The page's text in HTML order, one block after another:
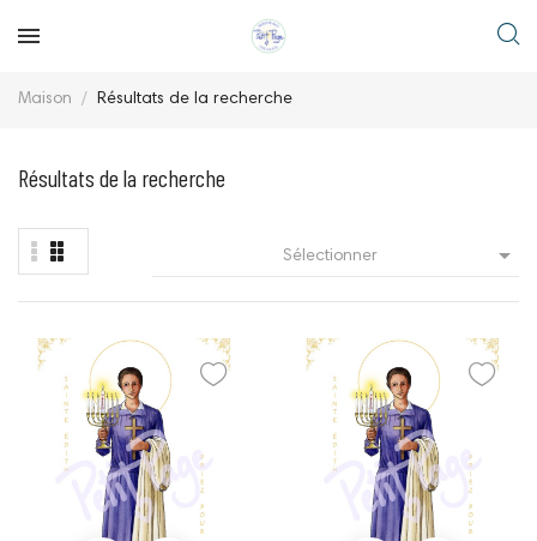
Maison Résultats de la recherche
Résultats de la recherche
Sélectionner 